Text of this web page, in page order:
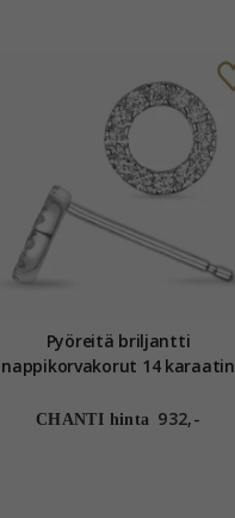
Pyöreitä briljantti
nappikorvakorut 14 karaatin
CHANTI hinta 932,-